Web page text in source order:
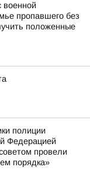
военной
пропавшего без
положенные
полиции
Федерацией
провели
порядка»